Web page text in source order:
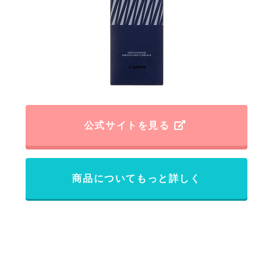
公式サイトを見る
商品についてもっと詳しく